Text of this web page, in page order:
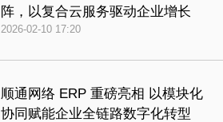
阵，以复合云服务驱动企业增长
2026-02-10 17:20
顺通网络 ERP 重磅亮相 以模块化
协同赋能企业全链路数字化转型